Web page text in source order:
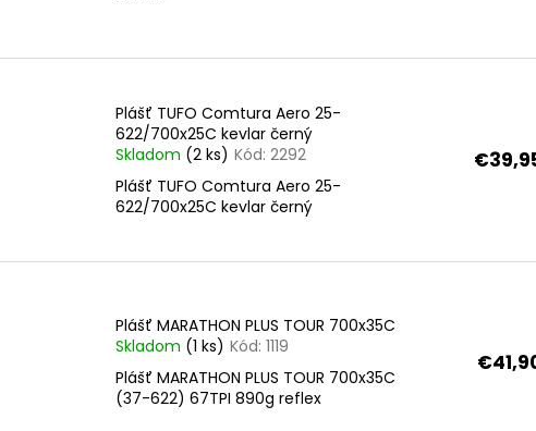
Plášť TUFO Comtura Aero 25-
622/700x25C kevlar černý
Skladom (2 ks) Kód: 2292
Plášť TUFO Comtura Aero 25-
622/700x25C kevlar černý
Plášť MARATHON PLUS TOUR 700x35C
Skladom (1 ks) Kód: 1119
Plášť MARATHON PLUS TOUR 700x35C
(37-622) 67TPI 890g reflex